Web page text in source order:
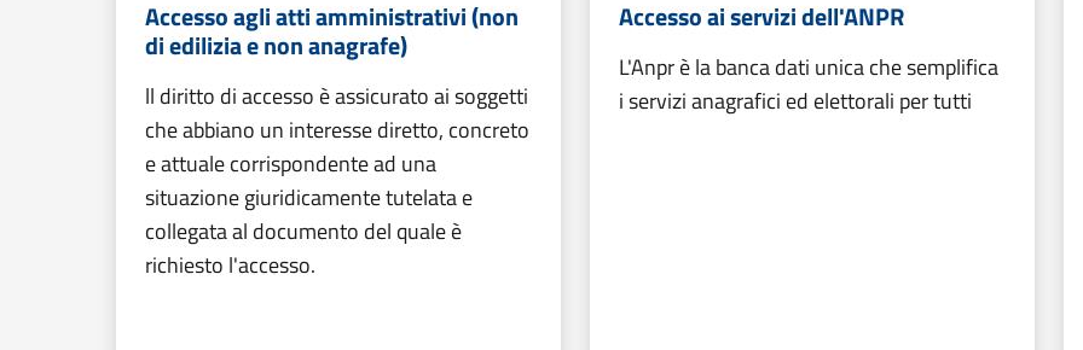
Accesso agli atti amministrativi (non
di edilizia e non anagrafe)
ll diritto di accesso è assicurato ai soggetti
che abbiano un interesse diretto, concreto
e attuale corrispondente ad una
situazione giuridicamente tutelata e
collegata al documento del quale è
richiesto l'accesso.
Accesso ai servizi dell'ANPR
L'Anpr è la banca dati unica che semplifica
i servizi anagrafici ed elettorali per tutti